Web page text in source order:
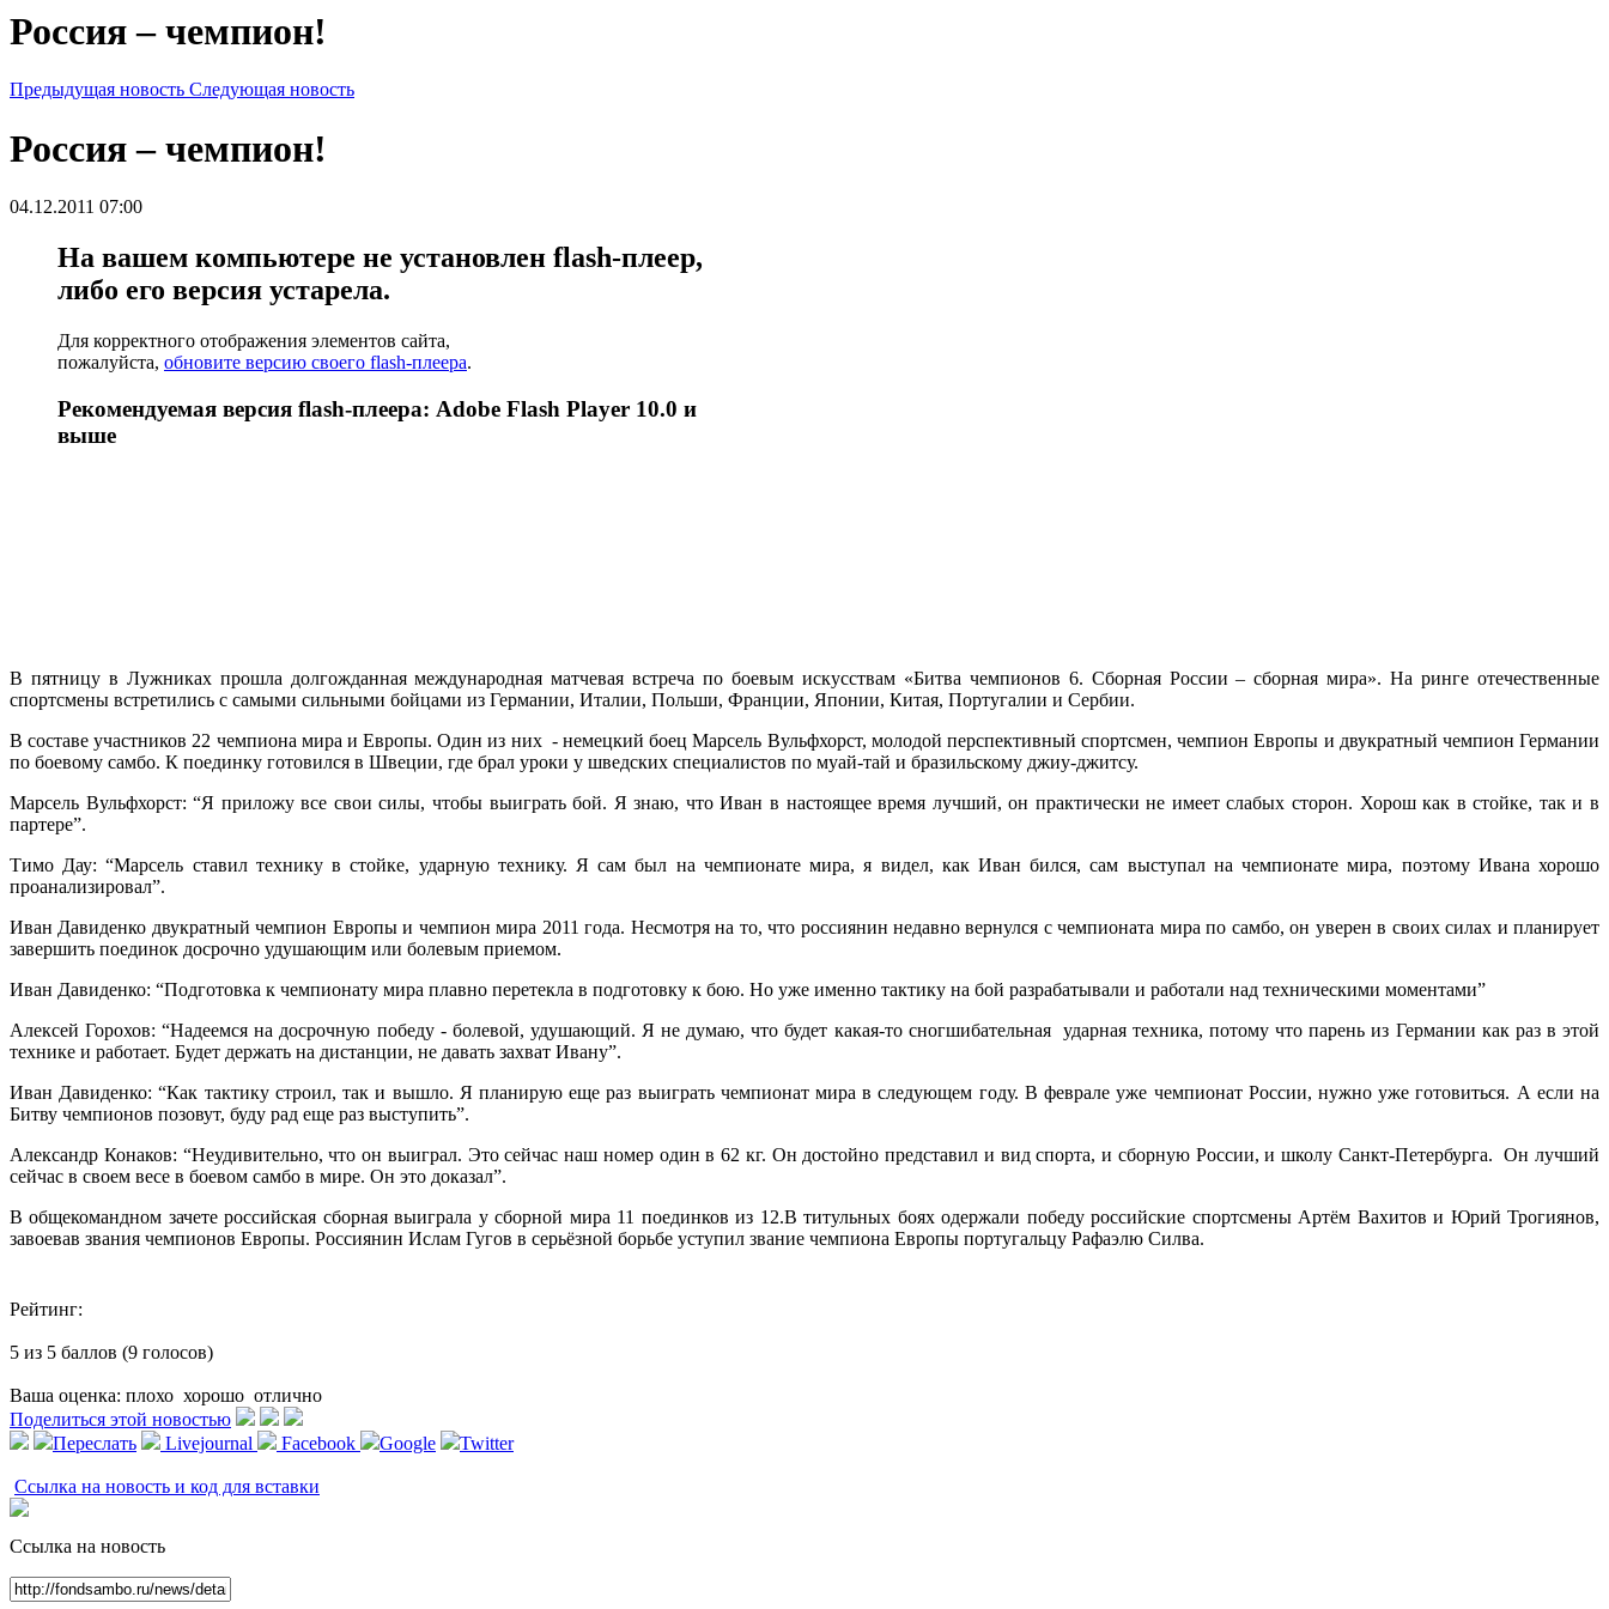
Россия – чемпион!
Предыдущая новость Следующая новость
Россия – чемпион!
04.12.2011 07:00
На вашем компьютере не установлен flash-плеер,
либо его версия устарела.
Для корректного отображения элементов сайта,
пожалуйста, обновите версию своего flash-плеера.
Рекомендуемая версия flash-плеера: Adobe Flash Player 10.0 и
выше
В пятницу в Лужниках прошла долгожданная международная матчевая встреча по боевым искусствам «Битва чемпионов 6. Сборная России – сборная мира». На ринге отечественные
спортсмены встретились с самыми сильными бойцами из Германии, Италии, Польши, Франции, Японии, Китая, Португалии и Сербии.
В составе участников 22 чемпиона мира и Европы. Один из них - немецкий боец Марсель Вульфхорст, молодой перспективный спортсмен, чемпион Европы и двукратный чемпион Германии
по боевому самбо. К поединку готовился в Швеции, где брал уроки у шведских специалистов по муай-тай и бразильскому джиу-джитсу.
Марсель Вульфхорст: “Я приложу все свои силы, чтобы выиграть бой. Я знаю, что Иван в настоящее время лучший, он практически не имеет слабых сторон. Хорош как в стойке, так и в
партере”.
Тимо Дау: “Марсель ставил технику в стойке, ударную технику. Я сам был на чемпионате мира, я видел, как Иван бился, сам выступал на чемпионате мира, поэтому Ивана хорошо
проанализировал”.
Иван Давиденко двукратный чемпион Европы и чемпион мира 2011 года. Несмотря на то, что россиянин недавно вернулся с чемпионата мира по самбо, он уверен в своих силах и планирует
завершить поединок досрочно удушающим или болевым приемом.
Иван Давиденко: “Подготовка к чемпионату мира плавно перетекла в подготовку к бою. Но уже именно тактику на бой разрабатывали и работали над техническими моментами”
Алексей Горохов: “Надеемся на досрочную победу - болевой, удушающий. Я не думаю, что будет какая-то сногшибательная ударная техника, потому что парень из Германии как раз в этой
технике и работает. Будет держать на дистанции, не давать захват Ивану”.
Иван Давиденко: “Как тактику строил, так и вышло. Я планирую еще раз выиграть чемпионат мира в следующем году. В феврале уже чемпионат России, нужно уже готовиться. А если на
Битву чемпионов позовут, буду рад еще раз выступить”.
Александр Конаков: “Неудивительно, что он выиграл. Это сейчас наш номер один в 62 кг. Он достойно представил и вид спорта, и сборную России, и школу Санкт-Петербурга. Он лучший
сейчас в своем весе в боевом самбо в мире. Он это доказал”.
В общекомандном зачете российская сборная выиграла у сборной мира 11 поединков из 12.В титульных боях одержали победу российские спортсмены Артём Вахитов и Юрий Трогиянов,
завоевав звания чемпионов Европы. Россиянин Ислам Гугов в серьёзной борьбе уступил звание чемпиона Европы португальцу Рафаэлю Силва.
Рейтинг:
5 из 5 баллов (9 голосов)
Ваша оценка: плохо хорошо отлично
Поделиться этой новостью
Переслать
Livejournal Facebook Google Twitter
Ссылка на новость и код для вставки
Ссылка на новость